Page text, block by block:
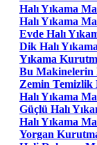
Halı Yıkama
Halı Yıkama
Evde Halı
Dik Halı
Yıkama
Bu Makinelerin
Zemin Temizlik
Halı Yıkama
Güçlü Halı
Halı Yıkama
Yorgan